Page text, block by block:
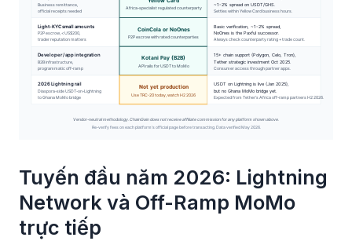
Tuyến đầu năm 2026: Lightning
Network và Off-Ramp MoMo
trực tiếp